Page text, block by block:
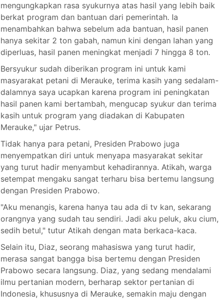
mengungkapkan rasa syukurnya atas hasil yang lebih baik
berkat program dan bantuan dari pemerintah. Ia
menambahkan bahwa sebelum ada bantuan, hasil panen
hanya sekitar 2 ton gabah, namun kini dengan lahan yang
diperluas, hasil panen meningkat menjadi 7 hingga 8 ton.
Bersyukur sudah diberikan program ini untuk kami
masyarakat petani di Merauke, terima kasih yang sedalam-
dalamnya saya ucapkan karena program ini peningkatan
hasil panen kami bertambah, mengucap syukur dan terima
kasih untuk program yang diadakan di Kabupaten
Merauke," ujar Petrus.
Tidak hanya para petani, Presiden Prabowo juga
menyempatkan diri untuk menyapa masyarakat sekitar
yang turut hadir menyambut kehadirannya. Atikah, warga
setempat mengaku sangat terharu bisa bertemu langsung
dengan Presiden Prabowo.
"Aku menangis, karena hanya tau ada di tv kan, sekarang
orangnya yang sudah tau sendiri. Jadi aku peluk, aku cium,
sedih betul," tutur Atikah dengan mata berkaca-kaca.
Selain itu, Diaz, seorang mahasiswa yang turut hadir,
merasa sangat bangga bisa bertemu dengan Presiden
Prabowo secara langsung. Diaz, yang sedang mendalami
ilmu pertanian modern, berharap sektor pertanian di
Indonesia, khususnya di Merauke, semakin maju dengan